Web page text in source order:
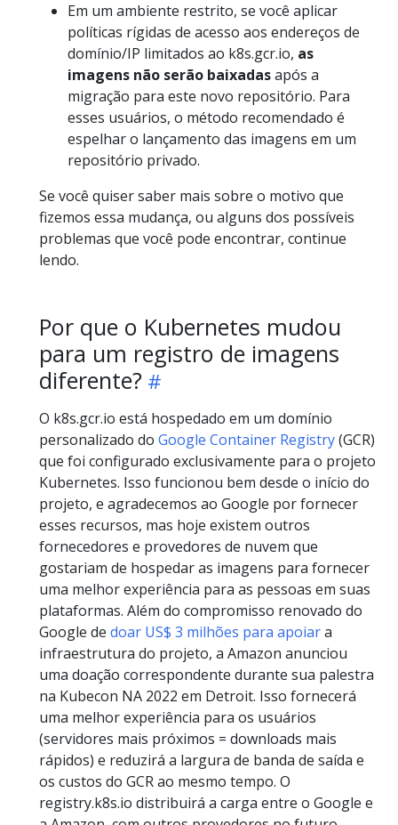
Em um ambiente restrito, se você aplicar
políticas rígidas de acesso aos endereços de
domínio/IP limitados ao k8s.gcr.io, as
imagens não serão baixadasapós a
migração para este novo repositório. Para
esses usuários, o método recomendado é
espelhar o lançamento das imagens em um
repositório privado.
Se você quiser saber mais sobre o motivo que
fizemos essa mudança, ou alguns dos possíveis
problemas que você pode encontrar, continue
lendo.
Por que o Kubernetes mudou
para um registro de imagens
diferente?
O k8s.gcr.io está hospedado em um domínio
personalizado do Google Container Registry(GCR)
que foi configurado exclusivamente para o projeto
Kubernetes. Isso funcionou bem desde o início do
projeto, e agradecemos ao Google por fornecer
esses recursos, mas hoje existem outros
fornecedores e provedores de nuvem que
gostariam de hospedar as imagens para fornecer
uma melhor experiência para as pessoas em suas
plataformas. Além do compromisso renovado do
Google de doar US$ 3 milhões para apoiara
infraestrutura do projeto, a Amazon anunciou
uma doação correspondente durante sua palestra
na Kubecon NA 2022 em Detroit. Isso fornecerá
uma melhor experiência para os usuários
(servidores mais próximos = downloads mais
rápidos) e reduzirá a largura de banda de saída e
os custos do GCR ao mesmo tempo. O
registry.k8s.io distribuirá a carga entre o Google e